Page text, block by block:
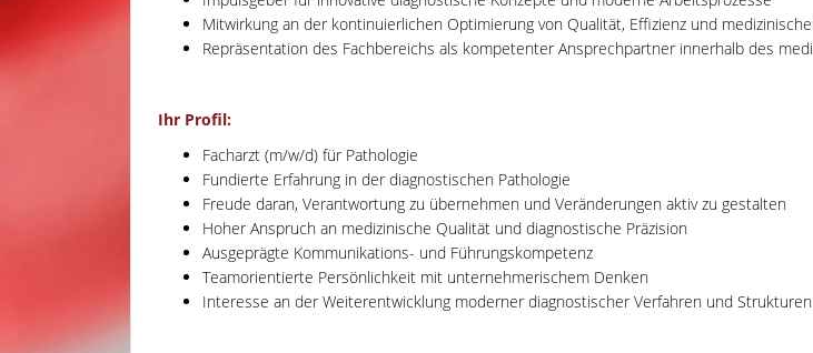
Mitwirkung an der kontinuierlichen Optimierung von Qualität, Effizienz und
Repräsentation des Fachbereichs als kompetenter Ansprechpartner innerhalb des
Ihr Profil:
Facharzt (m/w/d) für Pathologie
Fundierte Erfahrung in der diagnostischen Pathologie
Freude daran, Verantwortung zu übernehmen und Veränderungen aktiv zu gestalten
Hoher Anspruch an medizinische Qualität und diagnostische Präzision
Ausgeprägte Kommunikations- und Führungskompetenz
Teamorientierte Persönlichkeit mit unternehmerischem Denken
Interesse an der Weiterentwicklung moderner diagnostischer Verfahren und Strukturen